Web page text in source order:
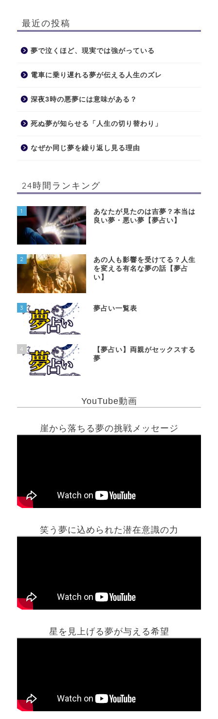
最近の投稿
夢で泣くほど、現実では強がっている
電車に乗り遅れる夢が伝える人生のズレ
深夜3時の悪夢には意味がある？
死ぬ夢が知らせる「人生の切り替わり」
なぜか同じ夢を繰り返し見る理由
24時間ランキング
1
あなたが見たのは吉夢？本当は
良い夢・悪い夢【夢占い】
2
あの人も影響を受けてる？人生
を変える有名な夢の話【夢占
い】
3 夢占い一覧表
4
【夢占い】両親がセックスする
夢
YouTube動画
崖から落ちる夢の挑戦メッセージ
笑う夢に込められた潜在意識の力
星を見上げる夢が与える希望
ホーム
最新記事動画